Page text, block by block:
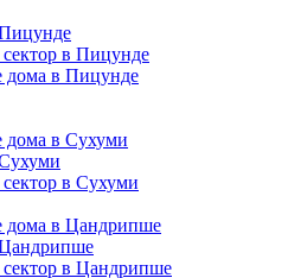
в Пицунде
дома в Пицунде
дома в Сухуми
в Сухуми
дома в Цандрипше
в Цандрипше